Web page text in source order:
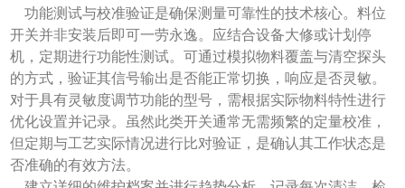
功能测试与校准验证是确保测量可靠性的技术核心。料位
开关并非安装后即可一劳永逸。应结合设备大修或计划停
机，定期进行功能性测试。可通过模拟物料覆盖与清空探头
的方式，验证其信号输出是否能正常切换，响应是否灵敏。
对于具有灵敏度调节功能的型号，需根据实际物料特性进行
优化设置并记录。虽然此类开关通常无需频繁的定量校准，
但定期与工艺实际情况进行比对验证，是确认其工作状态是
否准确的有效方法。